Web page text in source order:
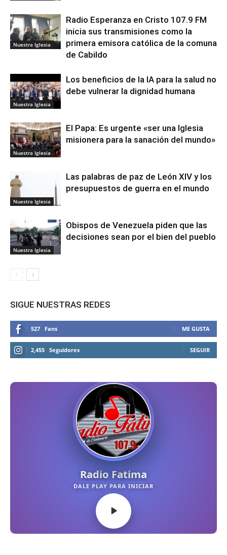
Nuestra Iglesia
Radio Esperanza en Cristo 107.9 FM
inicia sus transmisiones como la
primera emisora católica de la comuna
de Cabildo
Nuestra Iglesia
Los beneficios de la IA para la salud no
debe vulnerar la dignidad humana
Nuestra Iglesia
El Papa: Es urgente «ser una Iglesia
misionera para la sanación del mundo»
Nuestra Iglesia
Las palabras de paz de León XIV y los
presupuestos de guerra en el mundo
Nuestra Iglesia
Obispos de Venezuela piden que las
decisiones sean por el bien del pueblo
SIGUE NUESTRAS REDES
527 Fans ME GUSTA
2,455 Seguidores SEGUIR